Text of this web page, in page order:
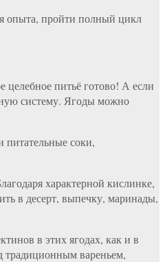
опыта, пройти полный цикл
целебное питьё готово! А если
систему. Ягоды можно
питательные соки,
характерной кислинке,
в десерт, выпечку, маринады,
в этих ягодах, как и в
традиционным вареньем,